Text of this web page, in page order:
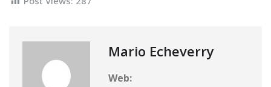
Mario Echeverry
Web: